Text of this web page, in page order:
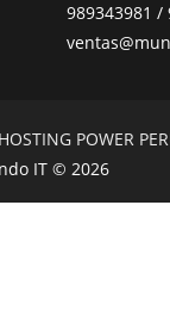
989343981 /
HOSTING POWER
IT © 2026